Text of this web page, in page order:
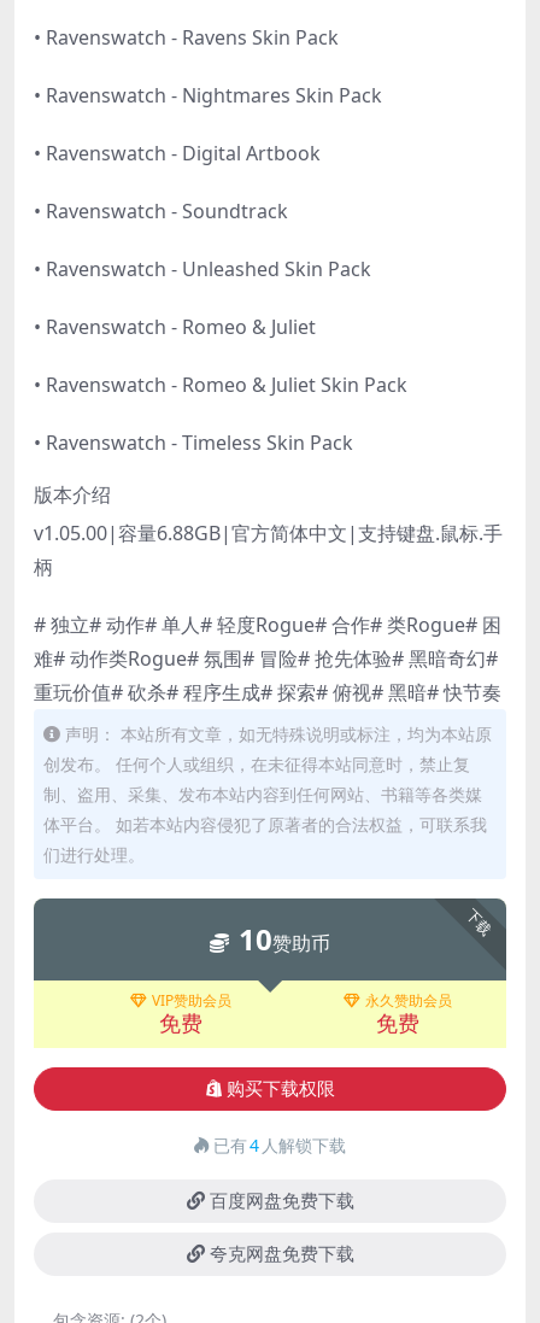
• Ravenswatch - Ravens Skin Pack
• Ravenswatch - Nightmares Skin Pack
• Ravenswatch - Digital Artbook
• Ravenswatch - Soundtrack
• Ravenswatch - Unleashed Skin Pack
• Ravenswatch - Romeo & Juliet
• Ravenswatch - Romeo & Juliet Skin Pack
• Ravenswatch - Timeless Skin Pack
版本介绍
v1.05.00|容量6.88GB|官方简体中文|支持键盘.鼠标.手
柄
# 独立# 动作# 单人# 轻度Rogue# 合作# 类Rogue# 困
难# 动作类Rogue# 氛围# 冒险# 抢先体验# 黑暗奇幻#
重玩价值# 砍杀# 程序生成# 探索# 俯视# 黑暗# 快节奏
声明： 本站所有文章，如无特殊说明或标注，均为本站原
创发布。 任何个人或组织，在未征得本站同意时，禁止复
制、盗用、采集、发布本站内容到任何网站、书籍等各类媒
体平台。 如若本站内容侵犯了原著者的合法权益，可联系我
们进行处理。
下载
10赞助币
VIP赞助会员
免费
永久赞助会员
免费
购买下载权限
已有4 人解锁下载
百度网盘免费下载
夸克网盘免费下载